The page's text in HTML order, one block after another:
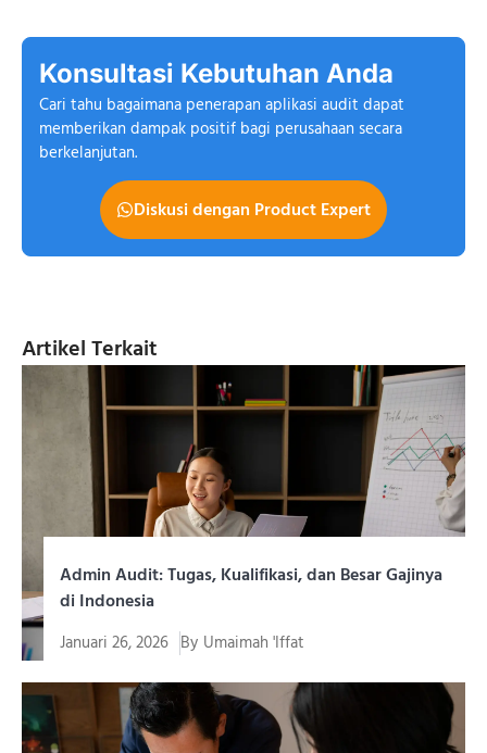
Cari tahu bagaimana penerapan aplikasi audit dapat
memberikan dampak positif bagi perusahaan secara
berkelanjutan.
Konsultasi Kebutuhan Anda
Diskusi dengan Product Expert
Artikel Terkait
Admin Audit: Tugas, Kualifikasi, dan Besar Gajinya
di Indonesia
Januari 26, 2026 By Umaimah 'Iffat
Di era digital yang memberikan kemudahan terhubung,
ancaman terhadap sistem...